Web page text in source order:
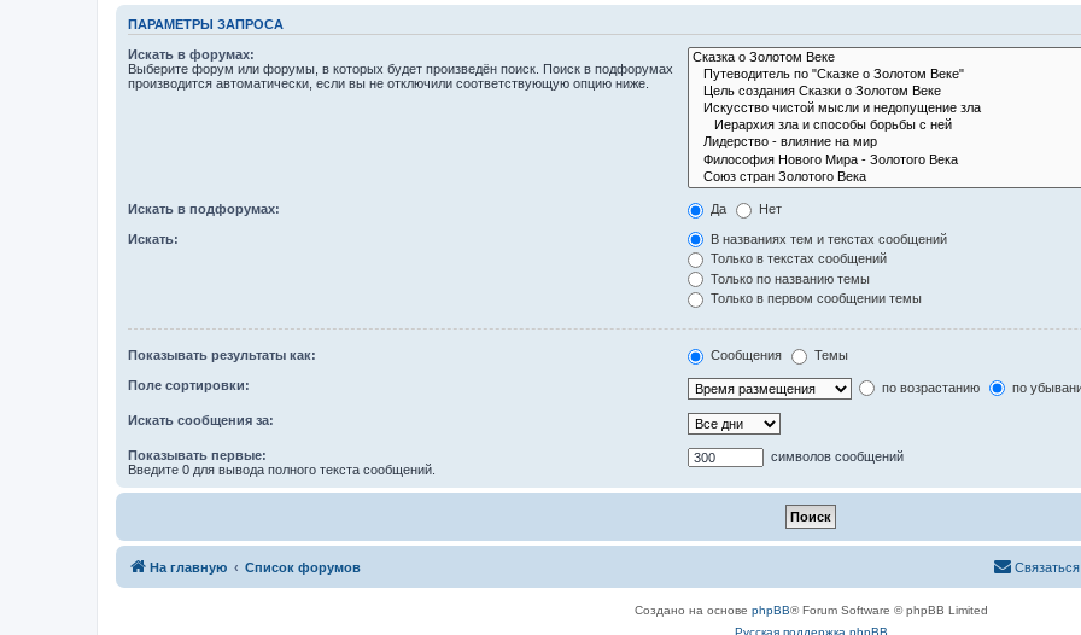
ПАРАМЕТРЫ ЗАПРОСА
Искать в форумах:
Выберите форум или форумы, в которых будет произведён поиск. Поиск в подфорумах
производится автоматически, если вы не отключили соответствующую опцию ниже.
Искать в подфорумах: Да Нет
Искать:
В названиях тем и текстах сообщений
Только в текстах сообщений
Только по названию темы
Только в первом сообщении темы
Показывать результаты как: Сообщения Темы
Поле сортировки: по возрастанию по
Искать сообщения за:
Показывать первые:
Введите 0 для вывода полного текста сообщений.
символов сообщений
На главную Список форумов
Создано на основе phpBB® Forum Software © phpBB Limited
Русская поддержка phpBB